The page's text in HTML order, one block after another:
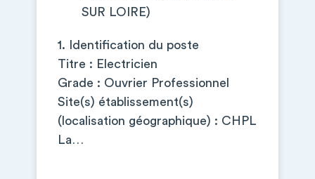
SUR LOIRE)
1. Identification du poste
Titre : Electricien
Grade : Ouvrier Professionnel
Site(s) établissement(s)
(localisation géographique) : CHPL
La…